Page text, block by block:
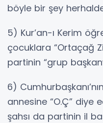
böyle bir şey
5) Kur’an-ı Kerim
çocuklara “Ortaçağ
partinin “grup
6)
annesine “O.Ç” diye
şahsı da partinin il